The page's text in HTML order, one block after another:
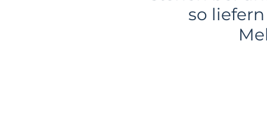
so